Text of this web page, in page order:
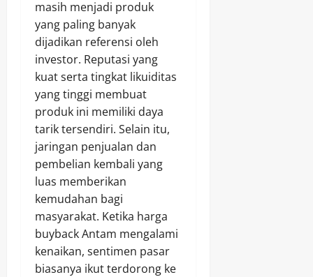
masih menjadi produk
yang paling banyak
dijadikan referensi oleh
investor. Reputasi yang
kuat serta tingkat likuiditas
yang tinggi membuat
produk ini memiliki daya
tarik tersendiri. Selain itu,
jaringan penjualan dan
pembelian kembali yang
luas memberikan
kemudahan bagi
masyarakat. Ketika harga
buyback Antam mengalami
kenaikan, sentimen pasar
biasanya ikut terdorong ke